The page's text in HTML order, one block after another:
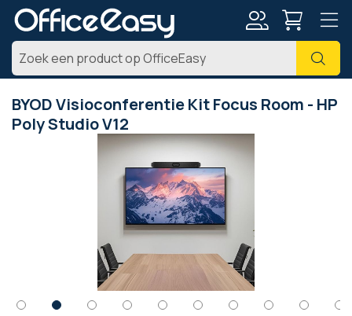
Zoek
BYOD Visioconferentie Kit Focus Room - HP
Poly Studio V12